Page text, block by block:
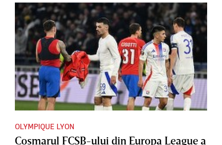
OLYMPIQUE LYON
Coşmarul FCSB-ului din Europa League a